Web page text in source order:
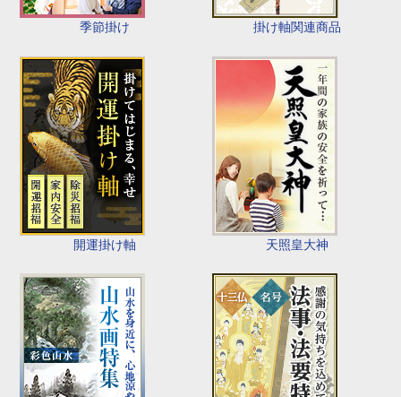
季節掛け 掛け軸関連商品
開運掛け軸 天照皇大神